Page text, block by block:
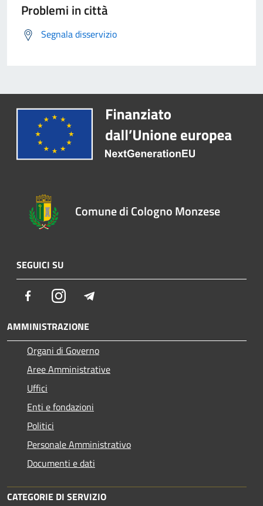
Problemi in città
Segnala disservizio
Comune di Cologno Monzese
SEGUICI SU
FacebookInstagram
AMMINISTRAZIONE
Organi di Governo
Aree Amministrative
Uffici
Enti e fondazioni
Politici
Personale Amministrativo
Documenti e dati
CATEGORIE DI SERVIZIO